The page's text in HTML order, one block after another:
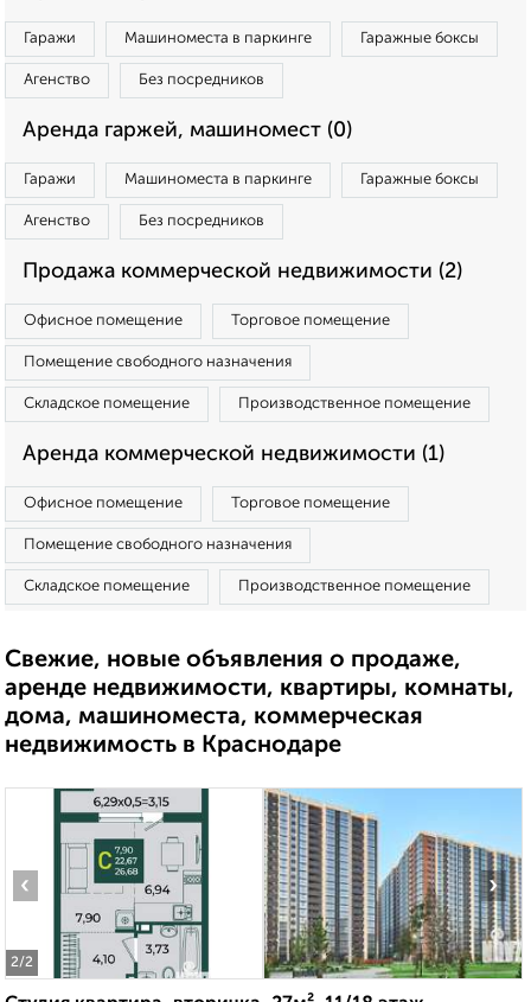
Гаражи Машиноместа в паркинге Гаражные боксы
Агенство Без посредников
Аренда гаржей, машиномест (0)
Гаражи Машиноместа в паркинге Гаражные боксы
Агенство Без посредников
Продажа коммерческой недвижимости (2)
Офисное помещение Торговое помещение
Помещение свободного назначения
Складское помещение Производственное помещение
Аренда коммерческой недвижимости (1)
Офисное помещение Торговое помещение
Помещение свободного назначения
Складское помещение Производственное помещение
Свежие, новые объявления о продаже,
аренде недвижимости, квартиры, комнаты,
дома, машиноместа, коммерческая
недвижимость в Краснодаре
2/2
‹ ›